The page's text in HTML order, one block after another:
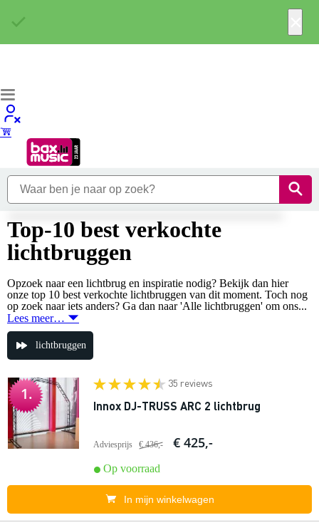
Top-10 best verkochte
lichtbruggen
Opzoek naar een lichtbrug en inspiratie nodig? Bekijk dan hier
onze top 10 best verkochte lichtbruggen van dit moment. Toch nog
op zoek naar iets anders? Ga dan naar 'Alle lichtbruggen' om ons...
Lees meer…
lichtbruggen
1.
35 reviews
Innox DJ-TRUSS ARC 2 lichtbrug
Adviesprijs € 436,- € 425,-
Op voorraad
In mijn winkelwagen